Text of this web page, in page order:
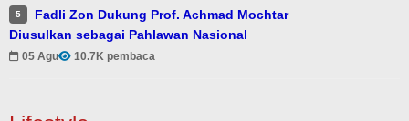
5
Fadli Zon Dukung Prof. Achmad Mochtar
Diusulkan sebagai Pahlawan Nasional
05 Agu 10.7K pembaca